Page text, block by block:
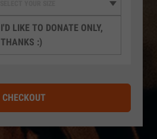
I'D LIKE TO DONATE ONLY,
THANKS :)
CHECKOUT